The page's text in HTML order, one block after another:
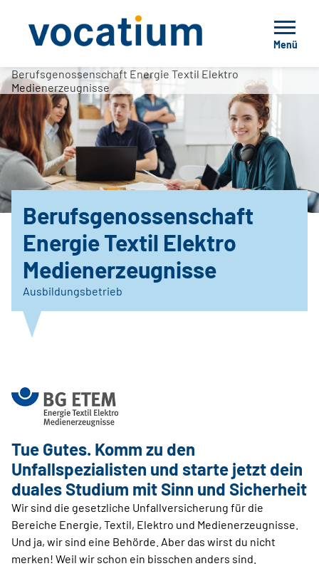
Menü
Berufsgenossenschaft Energie Textil Elektro
Medienerzeugnisse
Berufsgenossenschaft
Energie Textil Elektro
Medienerzeugnisse
Ausbildungsbetrieb
Tue Gutes. Komm zu den
Unfallspezialisten und starte jetzt dein
duales Studium mit Sinn und Sicherheit
Wir sind die gesetzliche Unfallversicherung für die
Bereiche Energie, Textil, Elektro und Medienerzeugnisse.
Und ja, wir sind eine Behörde. Aber das wirst du nicht
merken! Weil wir schon ein bisschen anders sind.